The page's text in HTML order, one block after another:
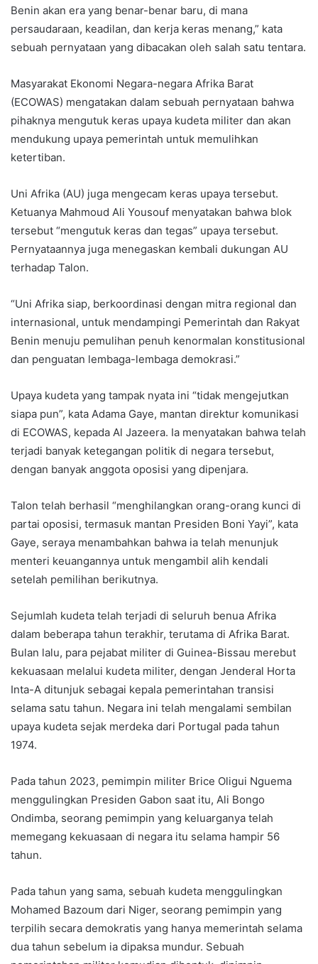
Benin akan era yang benar-benar baru, di mana
persaudaraan, keadilan, dan kerja keras menang,” kata
sebuah pernyataan yang dibacakan oleh salah satu tentara.
Masyarakat Ekonomi Negara-negara Afrika Barat
(ECOWAS) mengatakan dalam sebuah pernyataan bahwa
pihaknya mengutuk keras upaya kudeta militer dan akan
mendukung upaya pemerintah untuk memulihkan
ketertiban.
Uni Afrika (AU) juga mengecam keras upaya tersebut.
Ketuanya Mahmoud Ali Yousouf menyatakan bahwa blok
tersebut “mengutuk keras dan tegas” upaya tersebut.
Pernyataannya juga menegaskan kembali dukungan AU
terhadap Talon.
“Uni Afrika siap, berkoordinasi dengan mitra regional dan
internasional, untuk mendampingi Pemerintah dan Rakyat
Benin menuju pemulihan penuh kenormalan konstitusional
dan penguatan lembaga-lembaga demokrasi.”
Upaya kudeta yang tampak nyata ini “tidak mengejutkan
siapa pun”, kata Adama Gaye, mantan direktur komunikasi
di ECOWAS, kepada Al Jazeera. Ia menyatakan bahwa telah
terjadi banyak ketegangan politik di negara tersebut,
dengan banyak anggota oposisi yang dipenjara.
Talon telah berhasil “menghilangkan orang-orang kunci di
partai oposisi, termasuk mantan Presiden Boni Yayi”, kata
Gaye, seraya menambahkan bahwa ia telah menunjuk
menteri keuangannya untuk mengambil alih kendali
setelah pemilihan berikutnya.
Sejumlah kudeta telah terjadi di seluruh benua Afrika
dalam beberapa tahun terakhir, terutama di Afrika Barat.
Bulan lalu, para pejabat militer di Guinea-Bissau merebut
kekuasaan melalui kudeta militer, dengan Jenderal Horta
Inta-A ditunjuk sebagai kepala pemerintahan transisi
selama satu tahun. Negara ini telah mengalami sembilan
upaya kudeta sejak merdeka dari Portugal pada tahun
1974.
Pada tahun 2023, pemimpin militer Brice Oligui Nguema
menggulingkan Presiden Gabon saat itu, Ali Bongo
Ondimba, seorang pemimpin yang keluarganya telah
memegang kekuasaan di negara itu selama hampir 56
tahun.
Pada tahun yang sama, sebuah kudeta menggulingkan
Mohamed Bazoum dari Niger, seorang pemimpin yang
terpilih secara demokratis yang hanya memerintah selama
dua tahun sebelum ia dipaksa mundur. Sebuah